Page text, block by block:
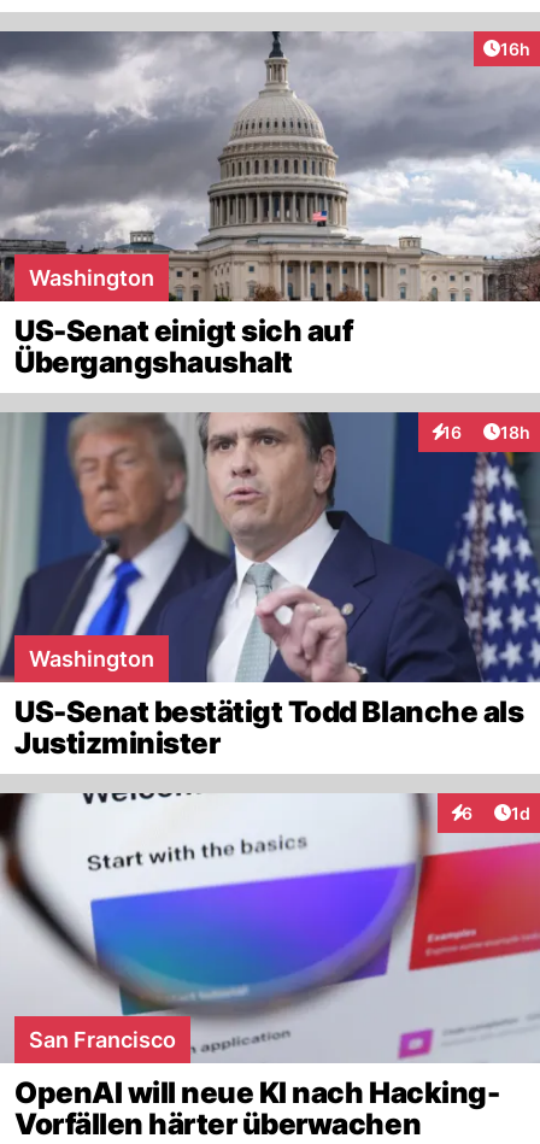
16h
Washington
US-Senat einigt sich auf
Übergangshaushalt
16
Interaktionen
18h
Washington
US-Senat bestätigt Todd Blanche als
Justizminister
6 1d
San Francisco
OpenAI will neue KI nach Hacking-
Vorfällen härter überwachen